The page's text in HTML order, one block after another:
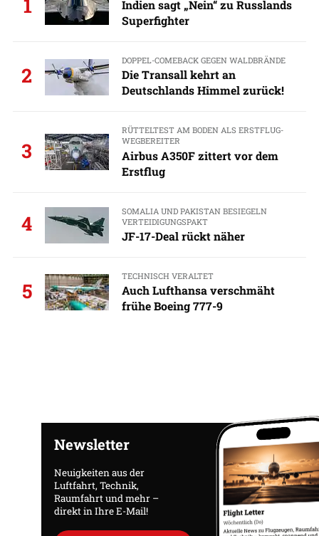
1
Indien sagt „Nein“ zu Russlands
Superfighter
2
DOPPEL-COMEBACK GEGEN WALDBRÄNDE
Die Transall kehrt an
Deutschlands Himmel zurück!
3
RÜTTELTEST AM BODEN ALS ERSTFLUG-
WEGBEREITER
Airbus A350F zittert vor dem
Erstflug
4
SOMALIA UND PAKISTAN BESIEGELN
VERTEIDIGUNGSPAKT
JF-17-Deal rückt näher
5
TECHNISCH VERALTET
Auch Lufthansa verschmäht
frühe Boeing 777-9
Newsletter
Neuigkeiten aus der
Luftfahrt, Technik,
Raumfahrt und mehr –
direkt in Ihre E-Mail!